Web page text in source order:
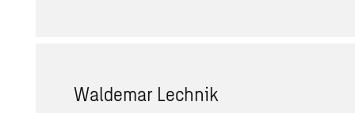
Waldemar Lechnik